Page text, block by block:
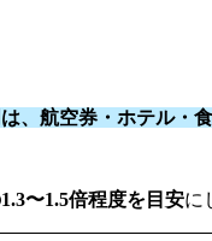
、航空券・ホテル・
〜1.5倍程度を目安に